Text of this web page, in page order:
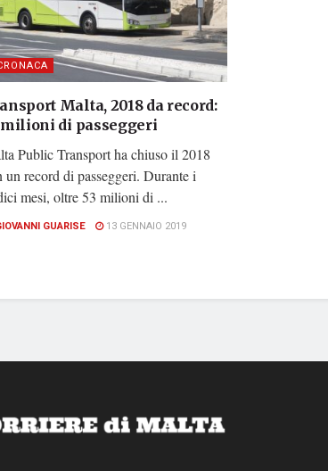
Malta, 2018 da record:
milioni di passeggeri
Public Transport ha chiuso il 2018
un record di passeggeri. Durante i
mesi, oltre 53 milioni di ...
GUARISE 13 GENNAIO 2019